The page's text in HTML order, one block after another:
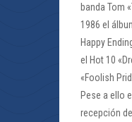
banda Tom
1986 el
Happy
el Hot 10
«Foolish
Pese a ello
recepción